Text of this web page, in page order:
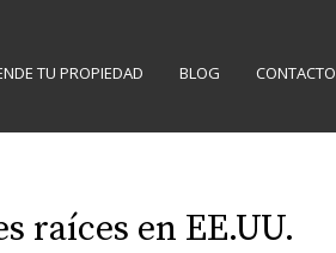
TU PROPIEDAD BLOG CONTACTO
raíces en EE.UU.